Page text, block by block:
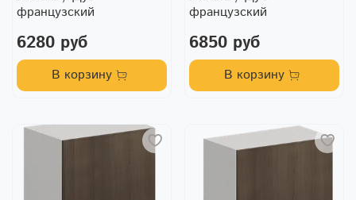
французский
6280 руб
В корзину
французский
6850 руб
В корзину